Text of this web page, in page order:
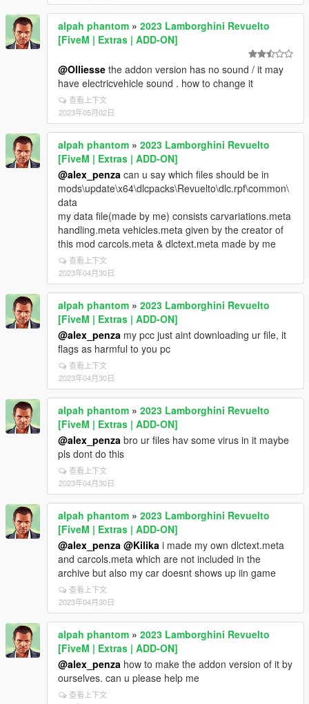
alpah phantom » 2023 Lamborghini Revuelto
[FiveM | Extras | ADD-ON]
@Olliesse the addon version has no sound / it may
have electricvehicle sound . how to change it
查看上下文
2023年05月02日
alpah phantom » 2023 Lamborghini Revuelto
[FiveM | Extras | ADD-ON]
@alex_penza can u say which files should be in
mods\update\x64\dlcpacks\Revuelto\dlc.rpf\common\
data
my data file(made by me) consists carvariations.meta
handling.meta vehicles.meta given by the creator of
this mod carcols.meta & dlctext.meta made by me
查看上下文
2023年04月30日
alpah phantom » 2023 Lamborghini Revuelto
[FiveM | Extras | ADD-ON]
@alex_penza my pcc just aint downloading ur file, it
flags as harmful to you pc
查看上下文
2023年04月30日
alpah phantom » 2023 Lamborghini Revuelto
[FiveM | Extras | ADD-ON]
@alex_penza bro ur files hav some virus in it maybe
pls dont do this
查看上下文
2023年04月30日
alpah phantom » 2023 Lamborghini Revuelto
[FiveM | Extras | ADD-ON]
@alex_penza @Kilika i made my own dlctext.meta
and carcols.meta which are not included in the
archive but also my car doesnt shows up iin game
查看上下文
2023年04月30日
alpah phantom » 2023 Lamborghini Revuelto
[FiveM | Extras | ADD-ON]
@alex_penza how to make the addon version of it by
ourselves. can u please help me
查看上下文